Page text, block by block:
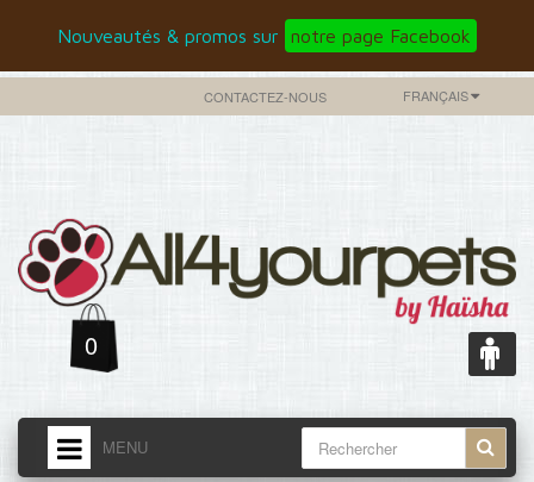
Nouveautés & promos sur notre page Facebook
FRANÇAIS
CONTACTEZ-NOUS
0
MENU